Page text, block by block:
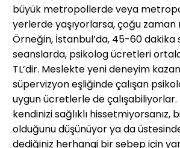
büyük metropollerde veya
yerlerde yaşıyorlarsa, çoğu zaman
Örneğin, İstanbul’da, 45-60 dakika
seanslarda, psikolog ücretleri
TL’dir. Meslekte yeni deneyim
süpervizyon eşliğinde çalışan
uygun ücretlerle de çalışabiliyorlar.
kendinizi sağlıklı hissetmiyorsanız,
olduğunu düşünüyor ya da
dediğiniz herhangi bir sebep için